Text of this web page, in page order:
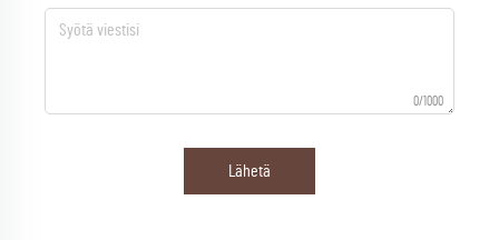
0/1000
Lähetä